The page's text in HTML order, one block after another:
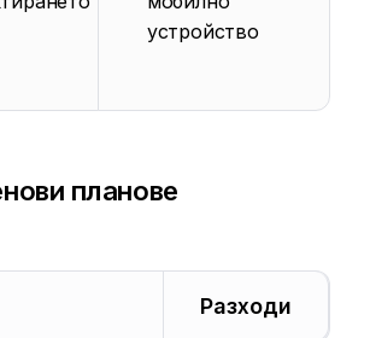
устройство
планове
Разходи